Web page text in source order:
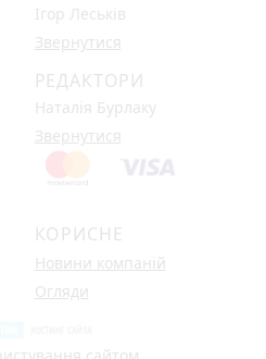
Ігор Леськів
Звернутися
РЕДАКТОРИ
Наталія Бурлаку
Звернутися
КОРИСНЕ
Новини компаній
Огляди